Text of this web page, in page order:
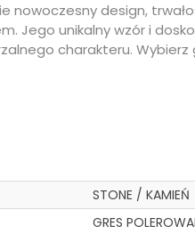
nowoczesny design,
Jego unikalny wzór i
charakteru. Wybierz
STONE / KAMIEŃ
GRES